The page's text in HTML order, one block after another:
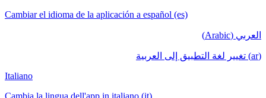
Cambiar el idioma de la aplicación a español (es)
العربي (Arabic)
(ar) تغيير لغة التطبيق إلى العربية
Italiano
Cambia la lingua dell'app in italiano (it)